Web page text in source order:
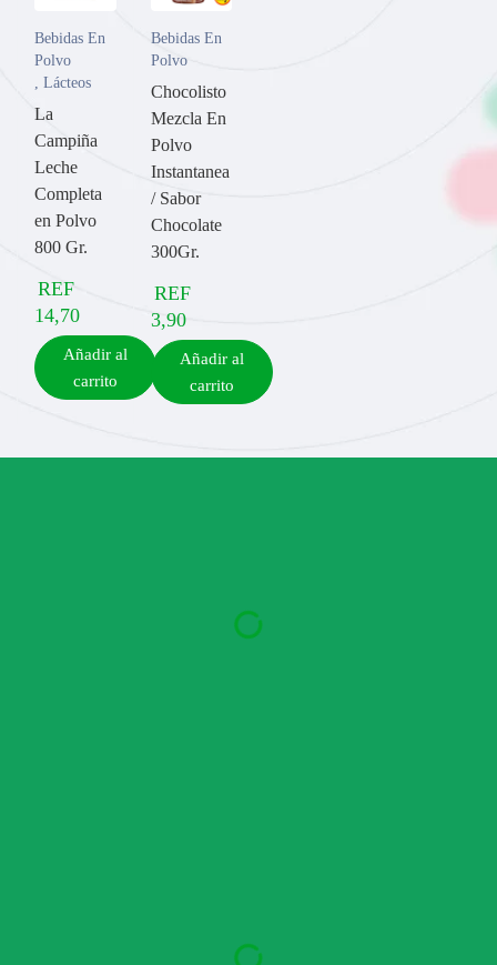
Bebidas En
Polvo
Lácteos
La
Campiña
Leche
Completa
en Polvo
800 Gr.
REF
14,70
Añadir al
carrito
Bebidas En
Polvo
Chocolisto
Mezcla En
Polvo
Instantanea
/ Sabor
Chocolate
300Gr.
REF
3,90
Añadir al
carrito